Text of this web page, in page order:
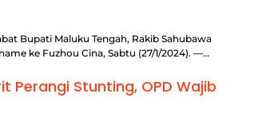
Bupati Maluku Tengah, Rakib Sahubawa
ke Fuzhou Cina, Sabtu (27/1/2024). —…
Perangi Stunting, OPD Wajib